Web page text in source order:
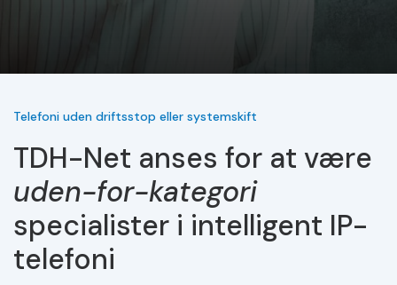
Telefoni uden driftsstop eller systemskift
TDH-Net anses for at være
uden-for-kategori
specialister i intelligent IP-
telefoni